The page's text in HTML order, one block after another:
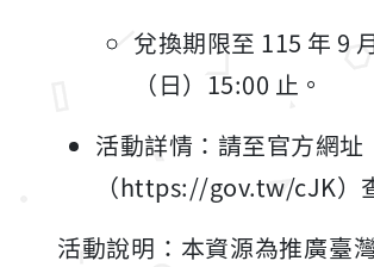
兌換期限至 115 年 9
（日）15:00 止。
活動詳情：請至官方網址
（https://gov.tw/cJK）
活動說明：本資源為推廣臺